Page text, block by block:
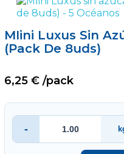
MIini Luxus Sin
(pack De 8uds)
6,25 € /pack
-